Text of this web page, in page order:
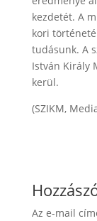
kezdetét. A
kori
tudásunk. A
István Király
kerül.
(SZIKM,
Az e-mail